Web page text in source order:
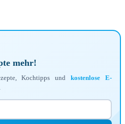
mehr!
Kochtipps undkostenlose E-